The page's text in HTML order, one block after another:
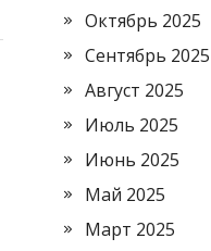
Октябрь 2025
Сентябрь 2025
Август 2025
Июль 2025
Июнь 2025
Май 2025
Март 2025